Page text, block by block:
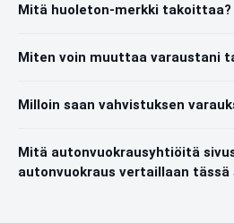
Mitä huoleton-merkki takoittaa?
Miten voin muuttaa varaustani
Milloin saan vahvistuksen
Mitä autonvuokrausyhtiöitä
autonvuokraus vertaillaan tässä